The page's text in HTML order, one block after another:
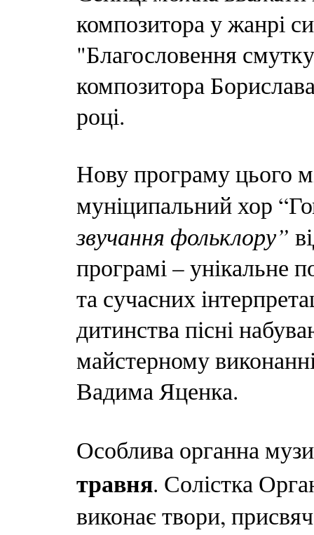
композитора у жанрі
"Благословення
композитора
році.
Нову програму цього
муніципальний хор
звучання фольклору”
програмі – унікальне
та сучасних
дитинства пісні
майстерному
Вадима Яценка.
Особлива органна
травня. Солістка
виконає твори,